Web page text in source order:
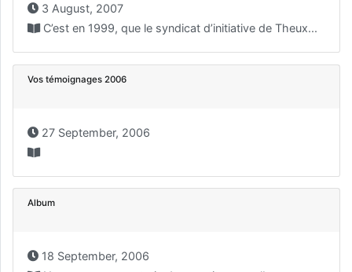
3 August, 2007
C’est en 1999, que le syndicat d’initiative de Theux...
Vos témoignages 2006
27 September, 2006
Album
18 September, 2006